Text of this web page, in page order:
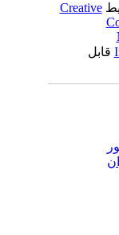
Creative